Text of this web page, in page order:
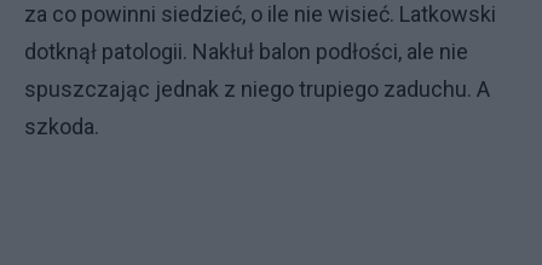
za co powinni siedzieć, o ile nie wisieć. Latkowski
dotknął patologii. Nakłuł balon podłości, ale nie
spuszczając jednak z niego trupiego zaduchu. A
szkoda.